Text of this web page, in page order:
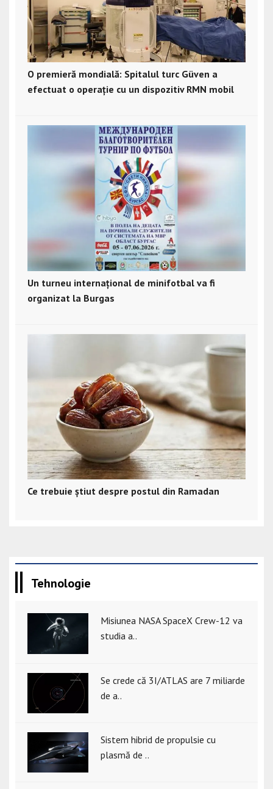
O premieră mondială: Spitalul turc Güven a
efectuat o operație cu un dispozitiv RMN mobil
Un turneu internațional de minifotbal va fi
organizat la Burgas
Ce trebuie știut despre postul din Ramadan
Tehnologie
Misiunea NASA SpaceX Crew-12 va
studia a..
Se crede că 3I/ATLAS are 7 miliarde
de a..
Sistem hibrid de propulsie cu
plasmă de ..